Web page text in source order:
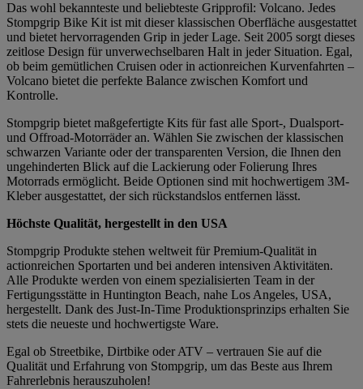
Das wohl bekannteste und beliebteste Gripprofil: Volcano. Jedes
Stompgrip Bike Kit ist mit dieser klassischen Oberfläche ausgestattet
und bietet hervorragenden Grip in jeder Lage. Seit 2005 sorgt dieses
zeitlose Design für unverwechselbaren Halt in jeder Situation. Egal,
ob beim gemütlichen Cruisen oder in actionreichen Kurvenfahrten –
Volcano bietet die perfekte Balance zwischen Komfort und
Kontrolle.
Stompgrip bietet maßgefertigte Kits für fast alle Sport-, Dualsport-
und Offroad-Motorräder an. Wählen Sie zwischen der klassischen
schwarzen Variante oder der transparenten Version, die Ihnen den
ungehinderten Blick auf die Lackierung oder Folierung Ihres
Motorrads ermöglicht. Beide Optionen sind mit hochwertigem 3M-
Kleber ausgestattet, der sich rückstandslos entfernen lässt.
Höchste Qualität, hergestellt in den USA
Stompgrip Produkte stehen weltweit für Premium-Qualität in
actionreichen Sportarten und bei anderen intensiven Aktivitäten.
Alle Produkte werden von einem spezialisierten Team in der
Fertigungsstätte in Huntington Beach, nahe Los Angeles, USA,
hergestellt. Dank des Just-In-Time Produktionsprinzips erhalten Sie
stets die neueste und hochwertigste Ware.
Egal ob Streetbike, Dirtbike oder ATV – vertrauen Sie auf die
Qualität und Erfahrung von Stompgrip, um das Beste aus Ihrem
Fahrerlebnis herauszuholen!